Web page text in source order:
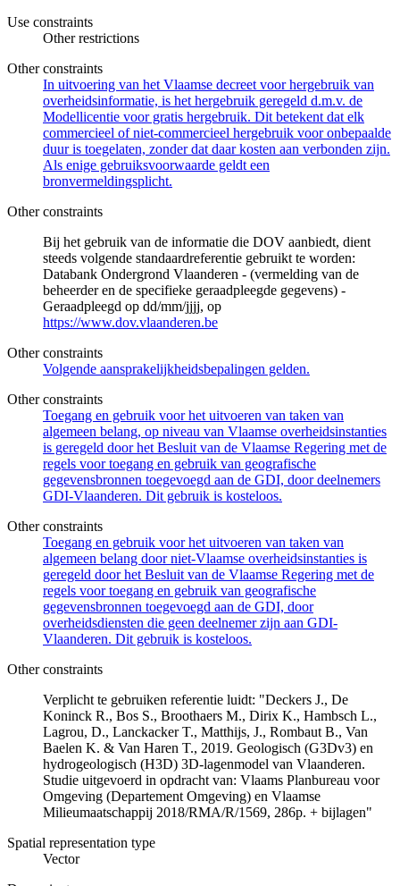
Use constraints
Other restrictions
Other constraints
In uitvoering van het Vlaamse decreet voor hergebruik van
overheidsinformatie, is het hergebruik geregeld d.m.v. de
Modellicentie voor gratis hergebruik. Dit betekent dat elk
commercieel of niet-commercieel hergebruik voor onbepaalde
duur is toegelaten, zonder dat daar kosten aan verbonden zijn.
Als enige gebruiksvoorwaarde geldt een
bronvermeldingsplicht.
Other constraints
Bij het gebruik van de informatie die DOV aanbiedt, dient
steeds volgende standaardreferentie gebruikt te worden:
Databank Ondergrond Vlaanderen - (vermelding van de
beheerder en de specifieke geraadpleegde gegevens) -
Geraadpleegd op dd/mm/jjjj, op
https://www.dov.vlaanderen.be
Other constraints
Volgende aansprakelijkheidsbepalingen gelden.
Other constraints
Toegang en gebruik voor het uitvoeren van taken van
algemeen belang, op niveau van Vlaamse overheidsinstanties
is geregeld door het Besluit van de Vlaamse Regering met de
regels voor toegang en gebruik van geografische
gegevensbronnen toegevoegd aan de GDI, door deelnemers
GDI-Vlaanderen. Dit gebruik is kosteloos.
Other constraints
Toegang en gebruik voor het uitvoeren van taken van
algemeen belang door niet-Vlaamse overheidsinstanties is
geregeld door het Besluit van de Vlaamse Regering met de
regels voor toegang en gebruik van geografische
gegevensbronnen toegevoegd aan de GDI, door
overheidsdiensten die geen deelnemer zijn aan GDI-
Vlaanderen. Dit gebruik is kosteloos.
Other constraints
Verplicht te gebruiken referentie luidt: "Deckers J., De
Koninck R., Bos S., Broothaers M., Dirix K., Hambsch L.,
Lagrou, D., Lanckacker T., Matthijs, J., Rombaut B., Van
Baelen K. & Van Haren T., 2019. Geologisch (G3Dv3) en
hydrogeologisch (H3D) 3D-lagenmodel van Vlaanderen.
Studie uitgevoerd in opdracht van: Vlaams Planbureau voor
Omgeving (Departement Omgeving) en Vlaamse
Milieumaatschappij 2018/RMA/R/1569, 286p. + bijlagen"
Spatial representation type
Vector